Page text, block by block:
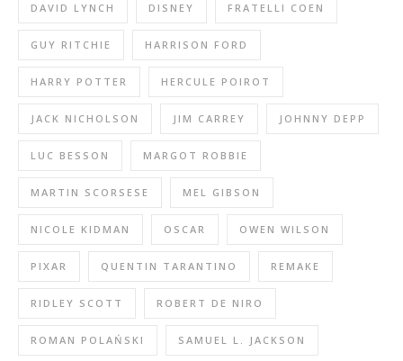
DAVID LYNCH DISNEY FRATELLI COEN
GUY RITCHIE HARRISON FORD
HARRY POTTER HERCULE POIROT
JACK NICHOLSON JIM CARREY JOHNNY DEPP
LUC BESSON MARGOT ROBBIE
MARTIN SCORSESE MEL GIBSON
NICOLE KIDMAN OSCAR OWEN WILSON
PIXAR QUENTIN TARANTINO REMAKE
RIDLEY SCOTT ROBERT DE NIRO
ROMAN POLAŃSKI SAMUEL L. JACKSON